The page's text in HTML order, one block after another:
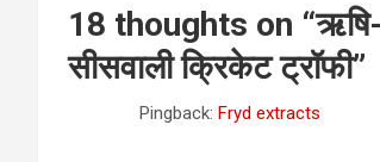
18 thoughts on “
सीसवाली क्रिकेट ट्रॉफी”
Pingback: Fryd extracts